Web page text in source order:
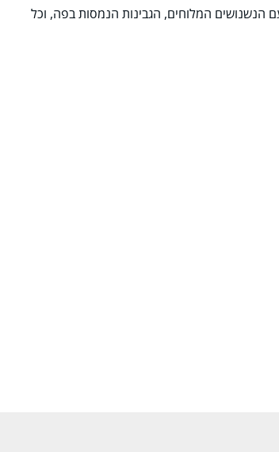
הנשנושים המלוחים, הגבינות הנמסות בפה, וכל